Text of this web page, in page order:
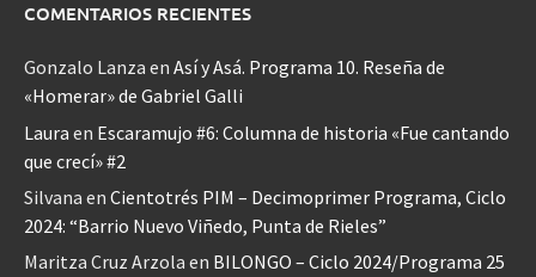
COMENTARIOS RECIENTES
Gonzalo Lanza en Así y Asá. Programa 10. Reseña de
«Homerar» de Gabriel Galli
Laura en Escaramujo #6: Columna de historia «Fue cantando
que crecí» #2
Silvana en Cientotrés PIM – Decimoprimer Programa, Ciclo
2024: “Barrio Nuevo Viñedo, Punta de Rieles”
Maritza Cruz Arzola en BILONGO – Ciclo 2024/Programa 25